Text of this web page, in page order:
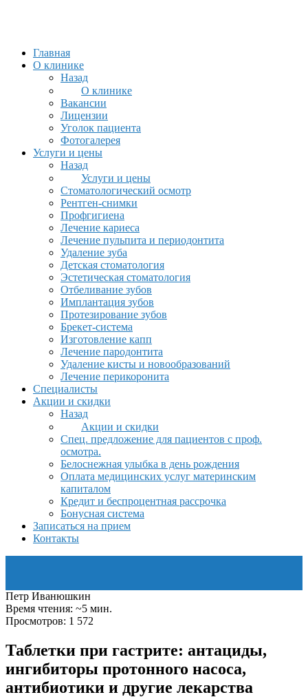
Главная
О клинике
Назад
О клинике
Вакансии
Лицензии
Уголок пациента
Фотогалерея
Услуги и цены
Назад
Услуги и цены
Стоматологический осмотр
Рентген-снимки
Профгигиена
Лечение кариеса
Лечение пульпита и периодонтита
Удаление зуба
Детская стоматология
Эстетическая стоматология
Отбеливание зубов
Имплантация зубов
Протезирование зубов
Брекет-система
Изготовление капп
Лечение пародонтита
Удаление кисты и новообразований
Лечение перикоронита
Специалисты
Акции и скидки
Назад
Акции и скидки
Спец. предложение для пациентов с проф.
осмотра.
Белоснежная улыбка в день рождения
Оплата медицинских услуг материнским
капиталом
Кредит и беспроцентная рассрочка
Бонусная система
Записаться на прием
Контакты
Петр Иванюшкин
Время чтения: ~5 мин.
Просмотров: 1 572
Таблетки при гастрите: антациды,
ингибиторы протонного насоса,
антибиотики и другие лекарства